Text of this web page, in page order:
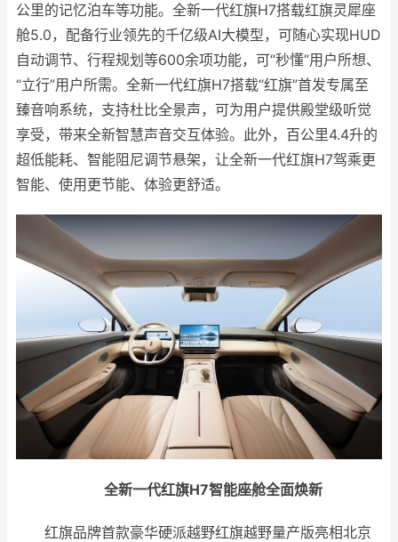
公里的记忆泊车等功能。全新一代红旗H7搭载红旗灵犀座
舱5.0，配备行业领先的千亿级AI大模型，可随心实现HUD
自动调节、行程规划等600余项功能，可“秒懂”用户所想、
“立行”用户所需。全新一代红旗H7搭载“红旗”首发专属至
臻音响系统，支持杜比全景声，可为用户提供殿堂级听觉
享受，带来全新智慧声音交互体验。此外，百公里4.4升的
超低能耗、智能阻尼调节悬架，让全新一代红旗H7驾乘更
智能、使用更节能、体验更舒适。
全新一代红旗H7智能座舱全面焕新
红旗品牌首款豪华硬派越野红旗越野量产版亮相北京